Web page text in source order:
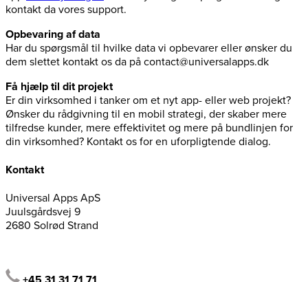
kontakt da vores support.
Opbevaring af data
Har du spørgsmål til hvilke data vi opbevarer eller ønsker du
dem slettet kontakt os da på contact@universalapps.dk
Få hjælp til dit projekt
Er din virksomhed i tanker om et nyt app- eller web projekt?
Ønsker du rådgivning til en mobil strategi, der skaber mere
tilfredse kunder, mere effektivitet og mere på bundlinjen for
din virksomhed? Kontakt os for en uforpligtende dialog.
Kontakt
Universal Apps ApS
Juulsgårdsvej 9
2680 Solrød Strand